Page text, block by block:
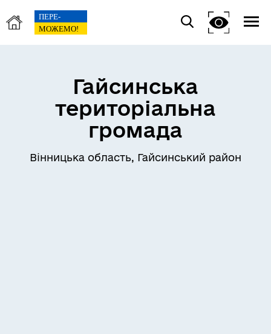
Гайсинська
територіальна
громада
Вінницька область, Гайсинський район